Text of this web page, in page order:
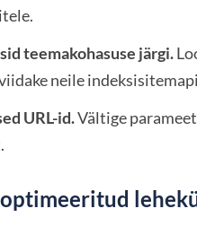
teemakohasuse järgi.
neile
URL-id.Vältige